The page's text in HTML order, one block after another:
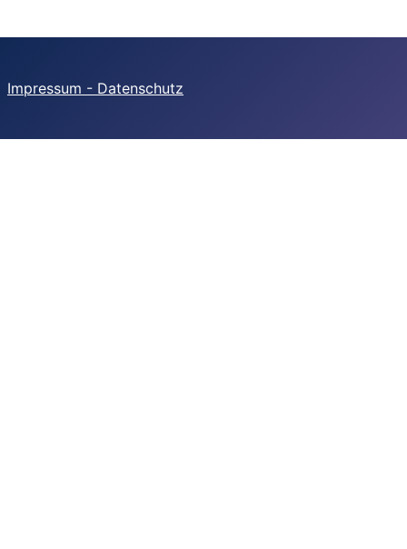
Impressum - Datenschutz